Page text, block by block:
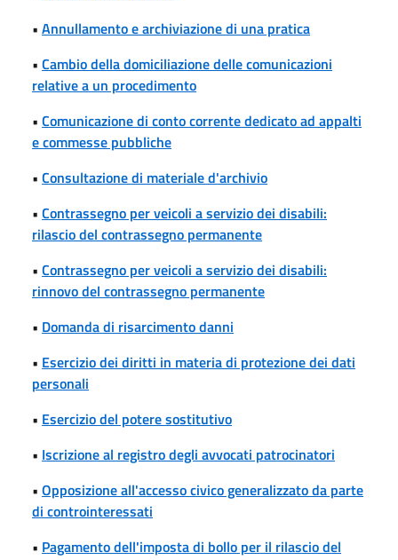
• Annullamento e archiviazione di una pratica
• Cambio della domiciliazione delle comunicazioni
relative a un procedimento
• Comunicazione di conto corrente dedicato ad appalti
e commesse pubbliche
• Consultazione di materiale d'archivio
• Contrassegno per veicoli a servizio dei disabili:
rilascio del contrassegno permanente
• Contrassegno per veicoli a servizio dei disabili:
rinnovo del contrassegno permanente
• Domanda di risarcimento danni
• Esercizio dei diritti in materia di protezione dei dati
personali
• Esercizio del potere sostitutivo
• Iscrizione al registro degli avvocati patrocinatori
• Opposizione all'accesso civico generalizzato da parte
di controinteressati
• Pagamento dell'imposta di bollo per il rilascio del